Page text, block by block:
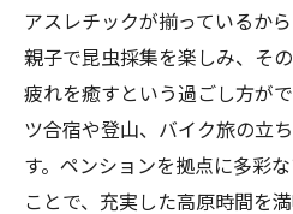
アスレチックが揃っているか
親子で昆虫採集を楽しみ、そ
疲れを癒すという過ごし方が
ツ合宿や登山、バイク旅の立
す。ペンションを拠点に多彩
ことで、充実した高原時間を満